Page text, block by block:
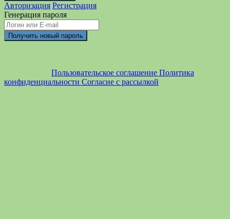
Авторизация Регистрация
Генерация пароля
Пользовательское соглашение Политика
конфиденциальности Согласие с рассылкой